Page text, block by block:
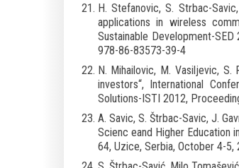
H. Stefanovic, S. Strbac-
applications in wireless
Sustainable Development-
978-86-83573-39-4
N. Mihailovic, M. Vasiljevic, S.
investors“, International
Solutions-ISTI 2012,
A. Savic, S. Štrbac-Savic, J.
Scienc eand Higher Education
64, Uzice, Serbia, October 4-